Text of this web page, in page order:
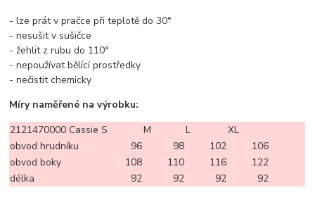
- lze prát v pračce při teplotě do 30°
- nesušit v sušičce
- žehlit z rubu do 110°
- nepoužívat bělící prostředky
- nečistit chemicky
Míry naměřené na výrobku:
2121470000 Cassie S M L
XL
obvod hrudníku
96 98 102
106
obvod boky
108 110 116
122
délka
92 92 92 92